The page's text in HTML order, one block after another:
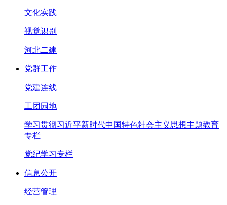
文化实践
视觉识别
河北二建
党群工作
党建连线
工团园地
学习贯彻习近平新时代中国特色社会主义思想主题教育
专栏
党纪学习专栏
信息公开
经营管理